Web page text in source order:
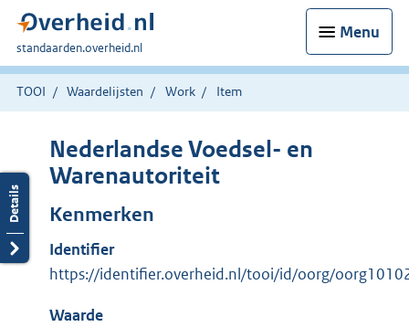
Menu
U
bent
hier:
standaarden.overheid.nl
TOOI Waardelijsten Work Item
Nederlandse Voedsel- en
Warenautoriteit
Kenmerken
Identifier
https://identifier.overheid.nl/tooi/id/oorg/
Waarde